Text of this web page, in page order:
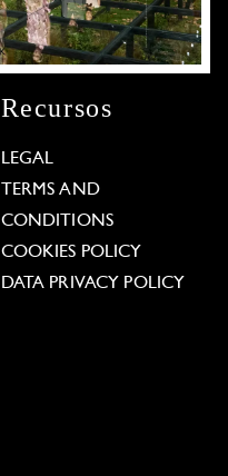
Recursos
LEGAL
TERMS AND
CONDITIONS
COOKIES POLICY
DATA PRIVACY POLICY